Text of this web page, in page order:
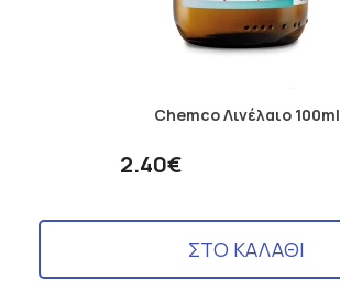
Chemco Λινέλαιο 100ml
2.40€
ΣΤΟ ΚΑΛΑΘΙ